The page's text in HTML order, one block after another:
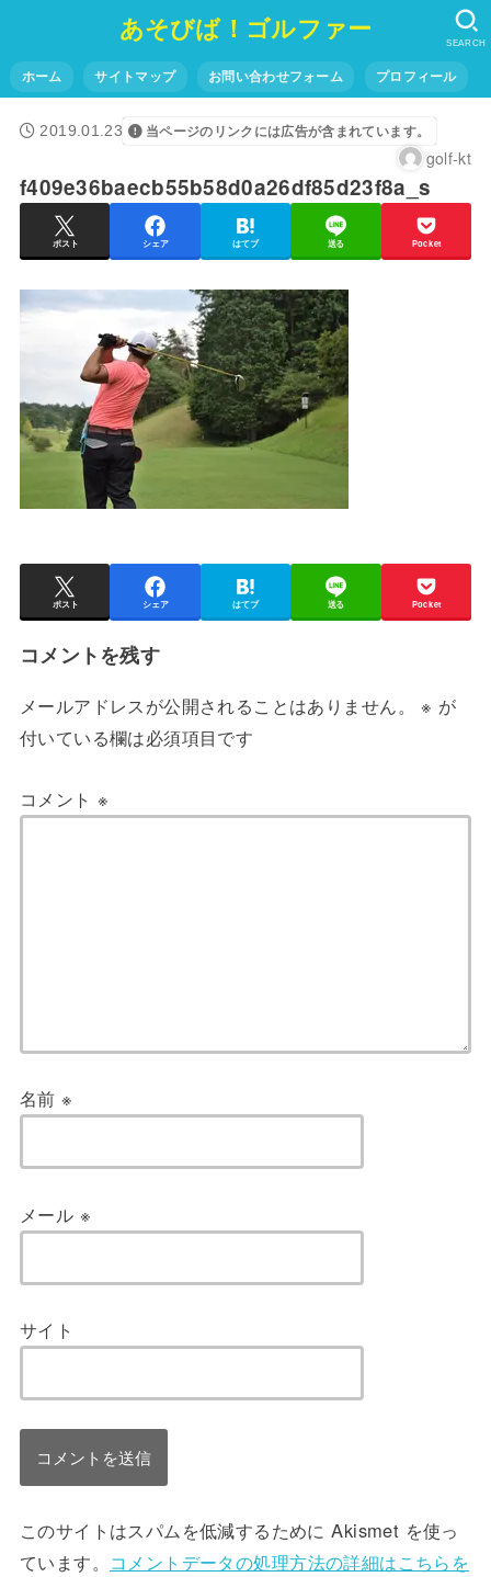
あそびば！ゴルファー
ホーム サイトマップ お問い合わせフォーム プロフィール
SEARCH
2019.01.23 当ページのリンクには広告が含まれています。
golf-kt
f409e36baecb55b58d0a26df85d23f8a_s
ポスト シェア はてブ 送る Pocket
ポスト シェア はてブ 送る Pocket
コメントを残す
メールアドレスが公開されることはありません。 ※ が
付いている欄は必須項目です
コメント ※
名前※
メール ※
サイト
このサイトはスパムを低減するために Akismet を使っ
ています。 コメントデータの処理方法の詳細はこちらを